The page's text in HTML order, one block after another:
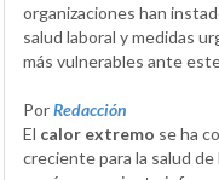
organizaciones han
salud laboral y medidas
más vulnerables ante
PorRedacción
El calor extremo se ha
creciente para la salud